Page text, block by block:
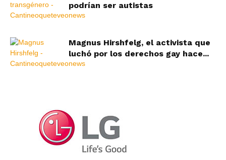
podrían ser autistas
Magnus Hirshfelg, el activista que
luchó por los derechos gay hace...